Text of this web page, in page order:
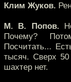
Клим Жуков.
М. В. Попов.
Почему?
Посчитать...
тысяч. Сверх
шахтер нет.